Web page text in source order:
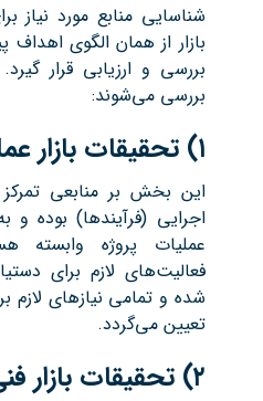
شناسایی منابع مورد نیاز
بازار از همان الگوی
بررسی و ارزیابی قرار
بررسی می‌شوند:
۱) تحقیقات بازار
این بخش بر منابعی
اجرایی (فرآیندها) بوده و
عملیات پروژه وابسته
فعالیت‌های لازم برای
شده و تمامی نیازهای لازم
تعیین می‌گردد.
۲) تحقیقات بازار